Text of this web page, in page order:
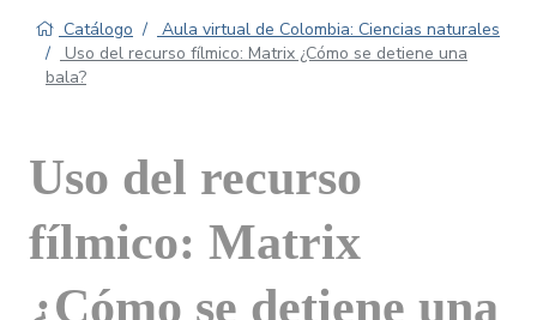
Catálogo
Aula virtual de Colombia: Ciencias naturales
Uso del recurso fílmico: Matrix ¿Cómo se detiene una
bala?
Uso del recurso
fílmico: Matrix
¿Cómo se detiene una